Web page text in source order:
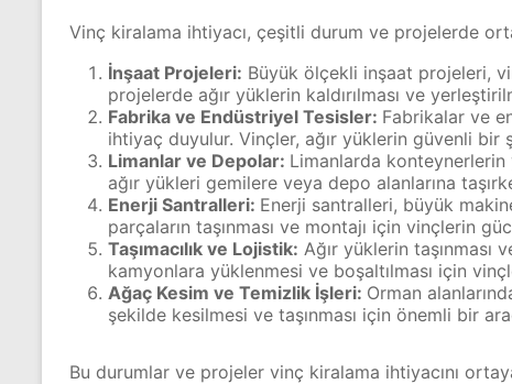
Vinç kiralama ihtiyacı, çeşitli durum ve projelerde
İnşaat Projeleri: Büyük ölçekli inşaat projeleri,
projelerde ağır yüklerin kaldırılması ve
Fabrika ve Endüstriyel Tesisler: Fabrikalar ve
ihtiyaç duyulur. Vinçler, ağır yüklerin güvenli
Limanlar ve Depolar: Limanlarda konteynerlerin
ağır yükleri gemilere veya depo alanlarına
Enerji Santralleri: Enerji santralleri, büyük
parçaların taşınması ve montajı için vinçlerin
Taşımacılık ve Lojistik: Ağır yüklerin taşınması
kamyonlara yüklenmesi ve boşaltılması için
Ağaç Kesim ve Temizlik İşleri: Orman
şekilde kesilmesi ve taşınması için önemli bir
Bu durumlar ve projeler vinç kiralama ihtiyacını